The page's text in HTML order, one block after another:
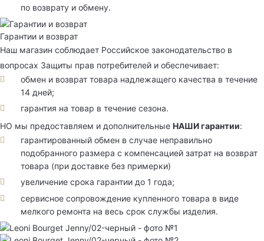
по возврату и обмену.
Гарантии и возврат
Наш магазин соблюдает Российское законодательство в
вопросах Защиты прав потребителей и обеспечивает:
обмен и возврат товара надлежащего качества в течение
14 дней;
гарантия на товар в течение сезона.
НО мы предоставляем и дополнительные НАШИ гарантии:
гарантированный обмен в случае неправильно
подобранного размера с компенсацией затрат на возврат
товара (при доставке без примерки)
увеличение срока гарантии до 1 года;
сервисное сопровождение купленного товара в виде
мелкого ремонта на весь срок службы изделия.